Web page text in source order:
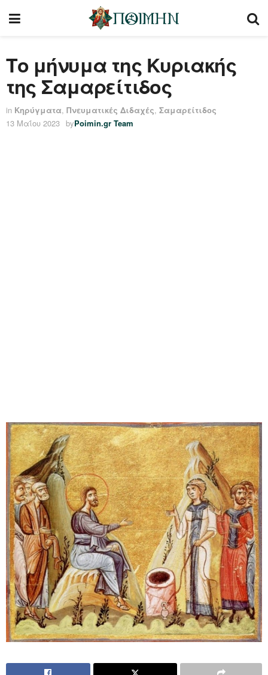
Το μήνυμα της Κυριακής
της Σαμαρείτιδος
in Κηρύγματα, Πνευματικές Διδαχές, Σαμαρείτιδος
13 Μαΐου 2023 byPoimin.gr Team